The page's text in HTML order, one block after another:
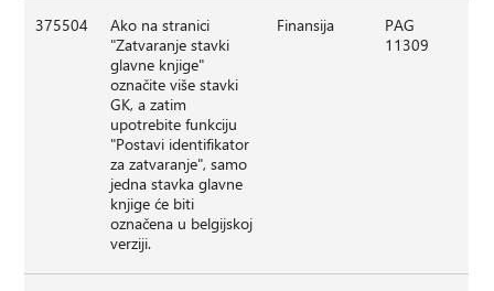
375504
Ako na stranici
"Zatvaranje stavki
glavne knjige"
označite više stavki
GK, a zatim
upotrebite funkciju
"Postavi identifikator
za zatvaranje", samo
jedna stavka glavne
knjige će biti
označena u belgijskoj
verziji.
Finansija
PAG
11309